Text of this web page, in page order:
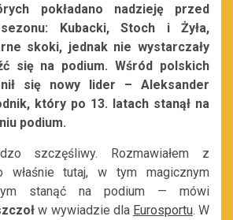
pokładano nadzieję przed
Kubacki, Stoch i Żyła,
skoki, jednak nie wystarczały
się na podium. Wśród polskich
się nowy lider – Aleksander
który po 13. latach stanął na
podium.
szczęśliwy. Rozmawiałem z
właśnie tutaj, w tym magicznym
stanąć na podium — mówi
w wywiadzie dla Eurosportu. W